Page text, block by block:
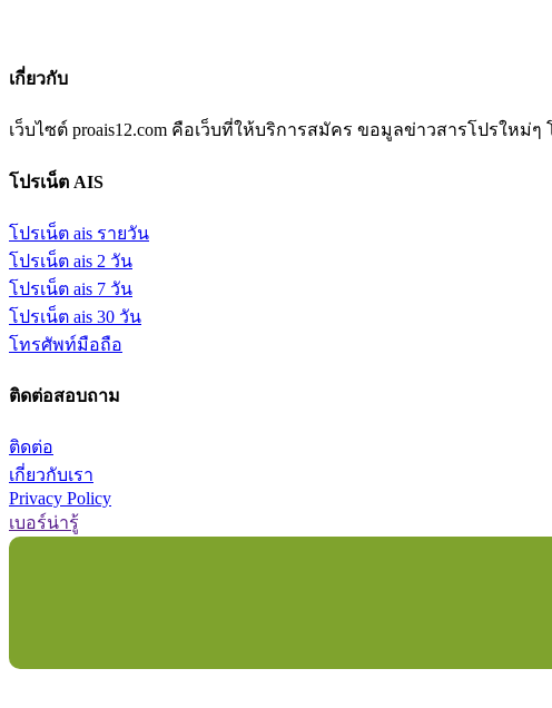
เกี่ยวกับ
เว็บไซต์ proais12.com คือเว็บที่ให้บริการสมัคร ขอมูลข่าวสารโปรใหม่ๆ
โปรเน็ต AIS
โปรเน็ต ais รายวัน
โปรเน็ต ais 2 วัน
โปรเน็ต ais 7 วัน
โปรเน็ต ais 30 วัน
โทรศัพท์มือถือ
ติดต่อสอบถาม
ติดต่อ
เกี่ยวกับเรา
Privacy Policy
เบอร์น่ารู้